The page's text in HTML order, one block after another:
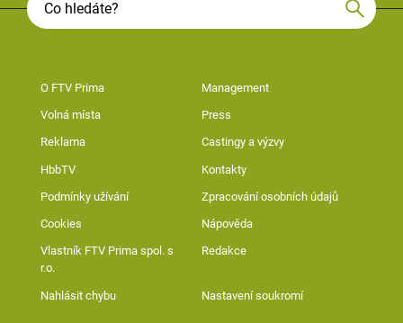
O FTV Prima Management
Volná místa Press
Reklama Castingy a výzvy
HbbTV Kontakty
Podmínky užívání Zpracování osobních údajů
Cookies Nápověda
Vlastník FTV Prima spol. s
r.o.
Redakce
Nahlásit chybu Nastavení soukromí